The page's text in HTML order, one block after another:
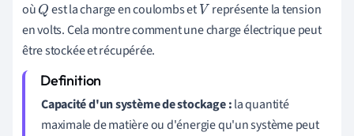
oùQ est la charge en coulombs et V représente la tension
en volts. Cela montre comment une charge électrique peut
être stockée et récupérée.
Capacité d'un système de stockage :la quantité
maximale de matière ou d'énergie qu'un système peut